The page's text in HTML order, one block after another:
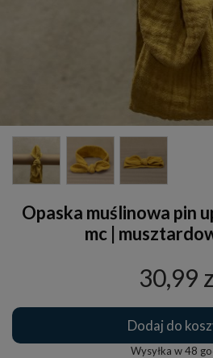
Opaska muślinowa pin
mc |
30,99
Dodaj do
Wysyłka w 48